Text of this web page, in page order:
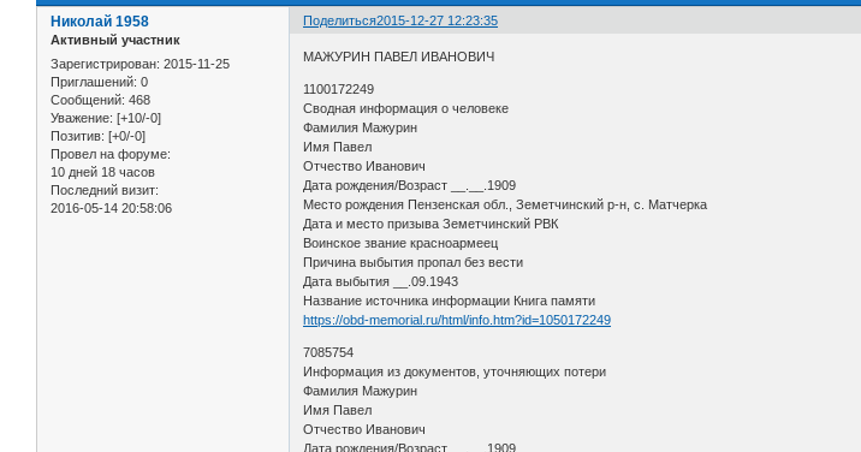
Поделиться2015-12-27 12:23:35
Николай 1958
Активный участник
Зарегистрирован: 2015-11-25
Приглашений: 0
Сообщений: 468
Уважение: [+10/-0]
Позитив: [+0/-0]
Провел на форуме:
10 дней 18 часов
Последний визит:
2016-05-14 20:58:06
МАЖУРИН ПАВЕЛ ИВАНОВИЧ
1100172249
Сводная информация о человеке
Фамилия Мажурин
Имя Павел
Отчество Иванович
Дата рождения/Возраст __.__.1909
Место рождения Пензенская обл., Земетчинский р-н, с. Матчерка
Дата и место призыва Земетчинский РВК
Воинское звание красноармеец
Причина выбытия пропал без вести
Дата выбытия __.09.1943
Название источника информации Книга памяти
https://obd-memorial.ru/html/info.htm?id=1050172249
7085754
Информация из документов, уточняющих потери
Фамилия Мажурин
Имя Павел
Отчество Иванович
Дата рождения/Возраст __.__.1909